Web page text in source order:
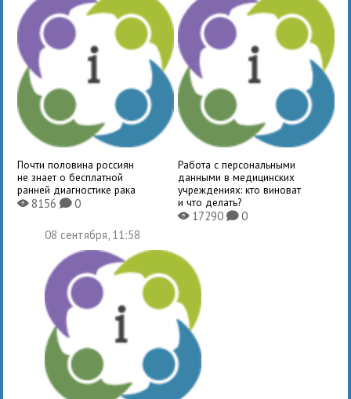
Почти половина россиян
не знает о бесплатной
ранней диагностике рака
X8156K0
Работа с персональными
данными в медицинских
учреждениях: кто виноват
и что делать?
X17290 K0
08 сентября, 11:58